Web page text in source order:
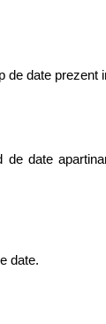
de date prezent
de date
date.